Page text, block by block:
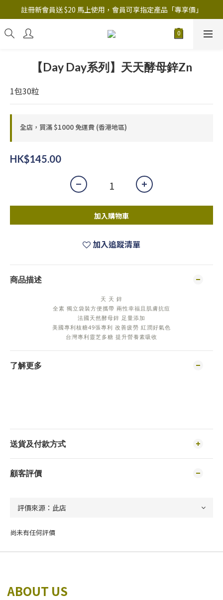
註冊新會員送 $20 馬上使用，會員可享指定產品「​專享價」
註冊新會員送 $20 馬上使用，會員可享指定產品「​專享價」
B.Y.O.B Mask Collection 任選優惠: 4件9折
【Day Day系列】天天酵母鋅Zn
1包30粒
全店，買滿 $1000 免運費 (香港地區)
HK$145.00
加入購物車
加入追蹤清單
商品描述
天 天 鋅
全素 獨立袋裝方便攜帶 兩性幸福且肌膚抗痘
法國天然酵母鋅 足量添加
美國專利核糖49張專利 改善疲勞 紅潤好氣色
台灣專利靈芝多糖 提升營養素吸收
了解更多
送貨及付款方式
顧客評價
尚未有任何評價
ABOUT US